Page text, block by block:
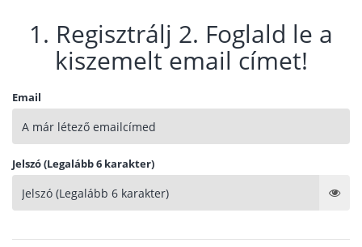
1. Regisztrálj 2. Foglald le a
kiszemelt email címet!
Email
Jelszó (Legalább 6 karakter)